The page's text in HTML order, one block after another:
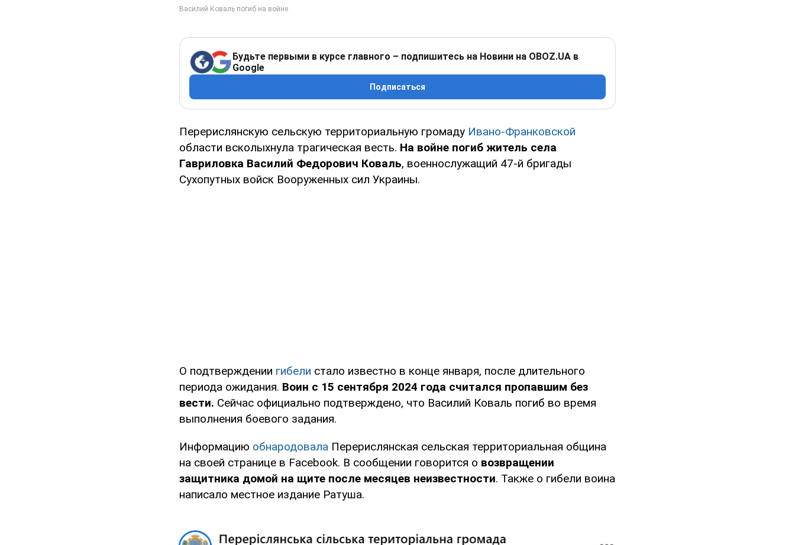
Будьте первыми в курсе главного – подпишитесь на Новини на OBOZ.UA в
Google
Подписаться
Перерислянскую сельскую территориальную громаду Ивано-Франковской
области всколыхнула трагическая весть. На войне погиб житель села
Гавриловка Василий Федорович Коваль, военнослужащий 47-й бригады
Сухопутных войск Вооруженных сил Украины.
О подтверждении гибели стало известно в конце января, после длительного
периода ожидания. Воин с 15 сентября 2024 года считался пропавшим без
вести. Сейчас официально подтверждено, что Василий Коваль погиб во время
выполнения боевого задания.
Информацию обнародовала Перерислянская сельская территориальная община
на своей странице в Facebook. В сообщении говорится о возвращении
защитника домой на щите после месяцев неизвестности. Также о гибели воина
написало местное издание Ратуша.